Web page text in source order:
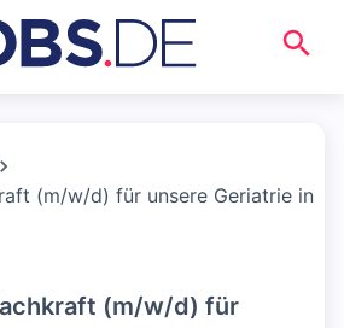
(m/w/d) für unsere Geriatrie in
(m/w/d) für